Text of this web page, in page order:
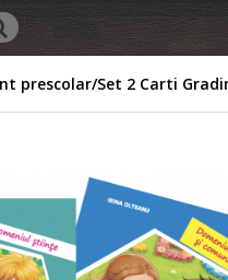
prescolar Set 2 Carti